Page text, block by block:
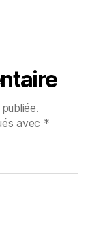
avec *